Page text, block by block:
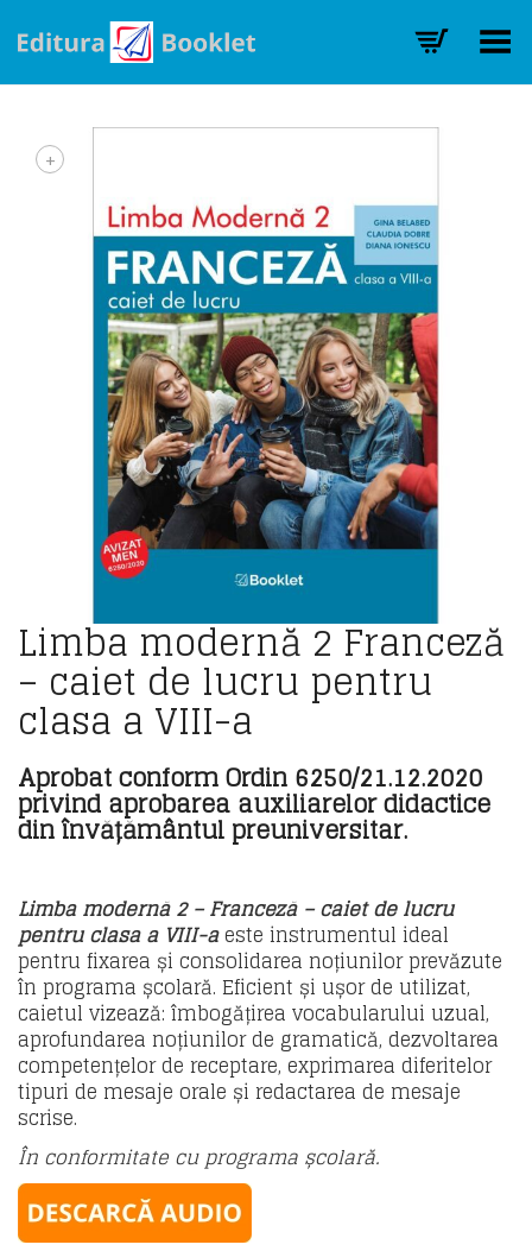
Toggle Menu
+
Limba modernă 2 Franceză
– caiet de lucru pentru
clasa a VIII-a
Aprobat conform Ordin 6250/21.12.2020
privind aprobarea auxiliarelor didactice
din învățământul preuniversitar.
Limba modernă 2 – Franceză – caiet de lucru
pentru clasa a VIII-aeste instrumentul ideal
pentru fixarea și consolidarea noțiunilor prevăzute
în programa școlară. Eficient și ușor de utilizat,
caietul vizează: îmbogățirea vocabularului uzual,
aprofundarea noțiunilor de gramatică, dezvoltarea
competențelor de receptare, exprimarea diferitelor
tipuri de mesaje orale și redactarea de mesaje
scrise.
În conformitate cu programa școlară.